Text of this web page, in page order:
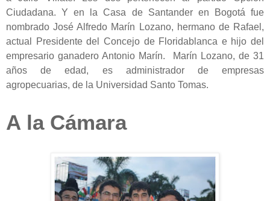
Ciudadana. Y en la Casa de Santander en Bogotá fue
nombrado José Alfredo Marín Lozano, hermano de Rafael,
actual Presidente del Concejo de Floridablanca e hijo del
empresario ganadero Antonio Marín. Marín Lozano, de 31
años de edad, es administrador de empresas
agropecuarias, de la Universidad Santo Tomas.
A la Cámara